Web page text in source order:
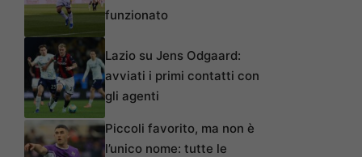
funzionato
Lazio su Jens Odgaard:
avviati i primi contatti con
gli agenti
Piccoli favorito, ma non è
l’unico nome: tutte le